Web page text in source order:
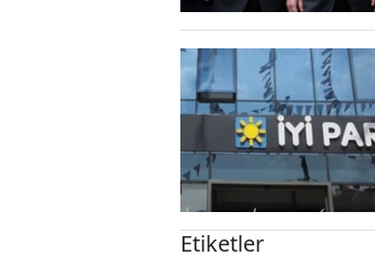
Etiketler